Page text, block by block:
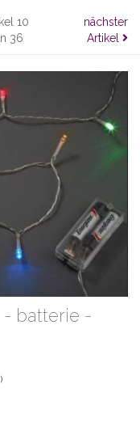
10
36
nächster
Artikel
- batterie -